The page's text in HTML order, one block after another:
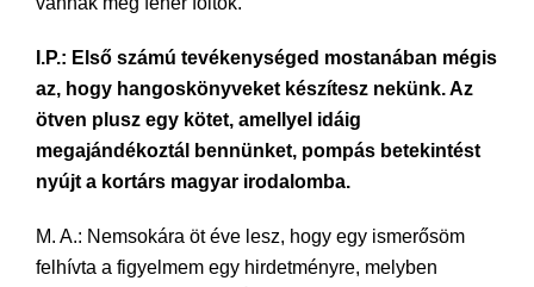
I.P.: Első számú tevékenységed mostanában mégis
az, hogy hangoskönyveket készítesz nekünk. Az
ötven plusz egy kötet, amellyel idáig
megajándékoztál bennünket, pompás betekintést
nyújt a kortárs magyar irodalomba.
M. A.: Nemsokára öt éve lesz, hogy egy ismerősöm
felhívta a figyelmem egy hirdetményre, melyben